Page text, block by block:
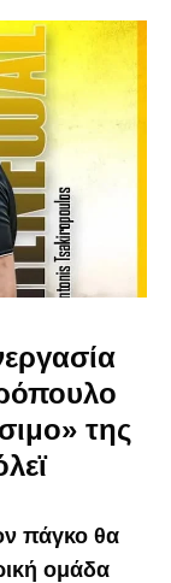
της
πάγκο θα
ομάδα